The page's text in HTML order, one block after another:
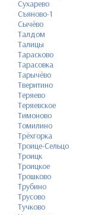
Сухарево
Съяново-1
Сычёво
Талдом
Талицы
Тарасково
Тарасовка
Тарычёво
Тверитино
Теряево
Теряевское
Тимоново
Томилино
Трёхгорка
Троице-Сельцо
Троицк
Троицкое
Трошково
Трубино
Трусово
Тучково